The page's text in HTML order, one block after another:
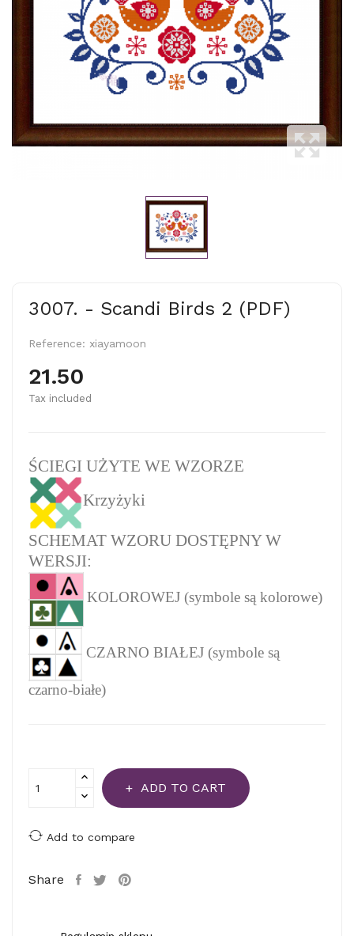
3007. - Scandi Birds 2 (PDF)
Reference: xiayamoon
21.50
Tax included
ŚCIEGI UŻYTE WE WZORZE
Krzyżyki
SCHEMAT WZORU DOSTĘPNY W
WERSJI:
KOLOROWEJ (symbole są kolorowe)
CZARNO BIAŁEJ (symbole są
czarno-białe)
ADD TO CART
Add to compare
Share